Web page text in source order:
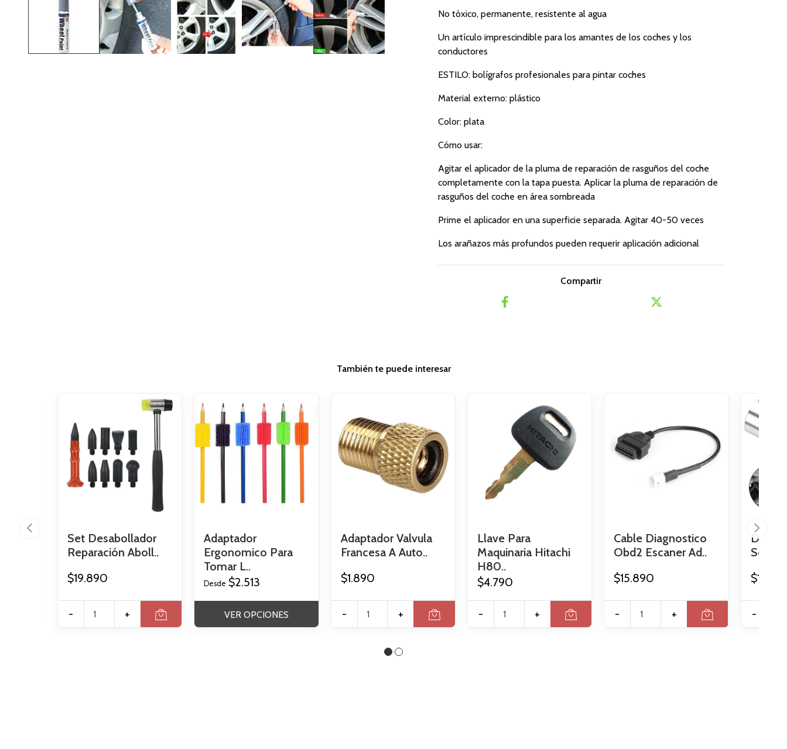
No tóxico, permanente, resistente al agua
Un artículo imprescindible para los amantes de los coches y los
conductores
ESTILO: bolígrafos profesionales para pintar coches
Material externo: plástico
Color: plata
Cómo usar:
Agitar el aplicador de la pluma de reparación de rasguños del coche
completamente con la tapa puesta. Aplicar la pluma de reparación de
rasguños del coche en área sombreada
Prime el aplicador en una superficie separada. Agitar 40-50 veces
Los arañazos más profundos pueden requerir aplicación adicional
Compartir
También te puede interesar
Set Desabollador
Reparación Aboll..
$19.890
- +
Adaptador
Ergonomico Para
Tomar L..
Desde $2.513
VER OPCIONES
Adaptador Valvula
Francesa A Auto..
$1.890
- +
Llave Para
Maquinaria Hitachi
H80..
$4.790
- +
Cable Diagnostico
Obd2 Escaner Ad..
$15.890
- +
Dado
-